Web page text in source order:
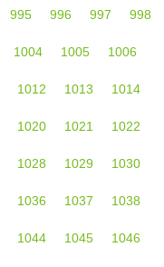
995 996 997 998
1004 1005 1006
1012 1013 1014
1020 1021 1022
1028 1029 1030
1036 1037 1038
1044 1045 1046